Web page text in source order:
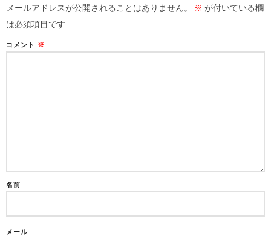
メールアドレスが公開されることはありません。 ※ が付いている欄
は必須項目です
コメント ※
名前
メール